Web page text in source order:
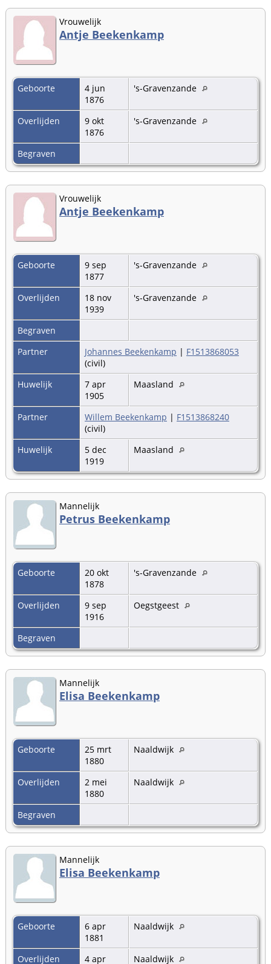
Vrouwelijk
Antje Beekenkamp
Geboorte
4 jun
1876
's-Gravenzande
Overlijden
9 okt
1876
's-Gravenzande
Begraven
Vrouwelijk
Antje Beekenkamp
Geboorte
9 sep
1877
's-Gravenzande
Overlijden
18 nov
1939
's-Gravenzande
Begraven
Partner
Johannes Beekenkamp | F1513868053
(civil)
Huwelijk
7 apr
1905
Maasland
Partner Willem Beekenkamp | F1513868240
(civil)
Huwelijk
5 dec
1919
Maasland
Mannelijk
Petrus Beekenkamp
Geboorte
20 okt
1878
's-Gravenzande
Overlijden
9 sep
1916
Oegstgeest
Begraven
Mannelijk
Elisa Beekenkamp
Geboorte
25 mrt
1880
Naaldwijk
Overlijden
2 mei
1880
Naaldwijk
Begraven
Mannelijk
Elisa Beekenkamp
Geboorte
6 apr
1881
Naaldwijk
Overlijden 4 apr Naaldwijk